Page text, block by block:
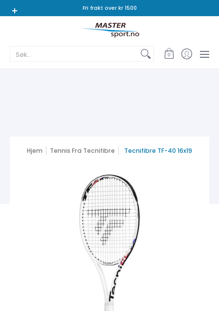
Badminton Squash
Fri frakt over kr 1500
Søk...
0
Hjem Tennis Fra Tecnifibre Tecnifibre TF-40 16x19